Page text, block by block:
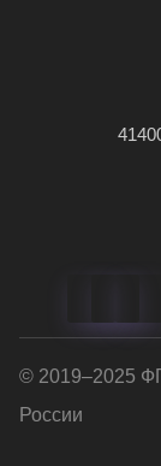
© 2019–2025
России